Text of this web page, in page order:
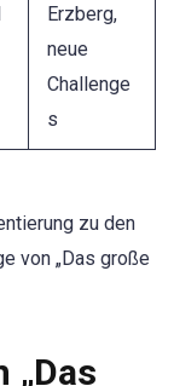
Erzberg,
neue
Challenge
s
zu den
von „Das große
„Das